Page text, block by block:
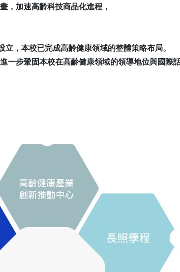
，加速高齡科技商品化進程，
，本校已完成高齡健康領域的整體策略布局。
一步鞏固本校在高齡健康領域的領導地位與國際